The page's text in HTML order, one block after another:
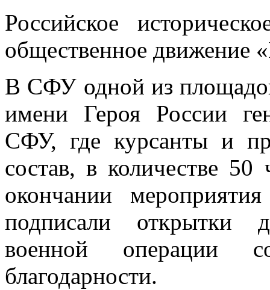
Российское
общественное движение
В СФУ одной из
имени Героя России
СФУ, где курсанты и
состав, в количестве
окончании
подписали открытки
военной операции
благодарности.